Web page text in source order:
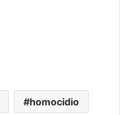
homocidio